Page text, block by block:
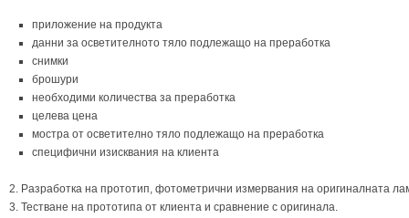
приложение на продукта
данни за осветителното тяло подлежащо на преработка
снимки
брошури
необходими количества за преработка
целева цена
мостра от осветително тяло подлежащо на преработка
специфични изисквания на клиента
2. Разработка на прототип, фотометрични измервания на оригиналната
3. Тестване на прототипа от клиента и сравнение с оригинала.